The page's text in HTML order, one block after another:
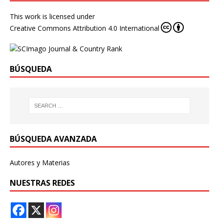
This work is licensed under
Creative Commons Attribution 4.0 International
BÚSQUEDA
BÚSQUEDA AVANZADA
Autores y Materias
NUESTRAS REDES